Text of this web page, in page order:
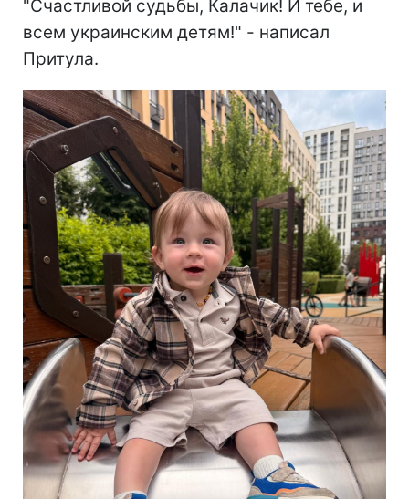
"Счастливой судьбы, Калачик! И тебе, и
всем украинским детям!" - написал
Притула.